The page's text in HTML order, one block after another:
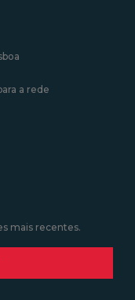
a rede
mais recentes.